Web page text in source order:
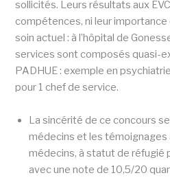
sollicités. Leurs résultats aux
compétences, ni leur
soin actuel : à l’hôpital de
services sont composés quasi-
PADHUE : exemple en
pour 1 chef de service.
La sincérité de ce concours
médecins et les
médecins, à statut de réfugié
avec une note de 10,5/20